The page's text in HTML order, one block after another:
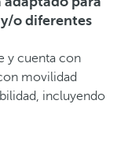
o diferentes
y cuenta con
movilidad
incluyendo